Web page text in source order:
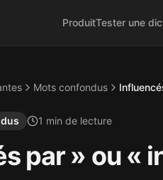
ProduitTester une
Mots confondus
1 min de lecture
par » ou «